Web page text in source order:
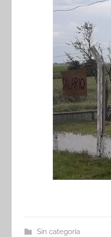
Sin categoría